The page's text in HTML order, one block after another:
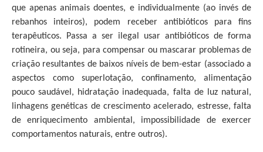
que apenas animais doentes, e individualmente (ao invés de
rebanhos inteiros), podem receber antibióticos para fins
terapêuticos. Passa a ser ilegal usar antibióticos de forma
rotineira, ou seja, para compensar ou mascarar problemas de
criação resultantes de baixos níveis de bem-estar (associado a
aspectos como superlotação, confinamento, alimentação
pouco saudável, hidratação inadequada, falta de luz natural,
linhagens genéticas de crescimento acelerado, estresse, falta
de enriquecimento ambiental, impossibilidade de exercer
comportamentos naturais, entre outros).